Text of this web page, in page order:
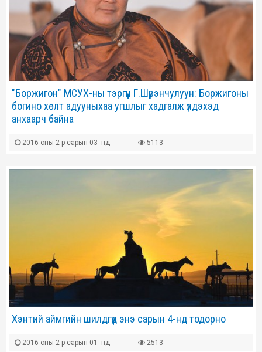
"Боржигон" МСУХ-ны тэргүүн Г.Шүрэнчулуун: Боржигоны
богино хөлт адууныхаа угшлыг хадгалж үлдэхэд
анхаарч байна
2016 оны 2-р сарын 03 -нд 5113
Хэнтий аймгийн шилдгүүд энэ сарын 4-нд тодорно
2016 оны 2-р сарын 01 -нд 2513